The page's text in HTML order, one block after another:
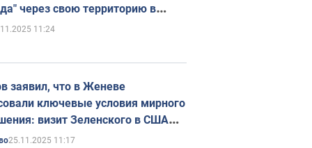
через свою территорию в
11:24
заявил, что в Женеве
ключевые условия мирного
визит Зеленского в США
в ноябре
25.11.2025 11:17